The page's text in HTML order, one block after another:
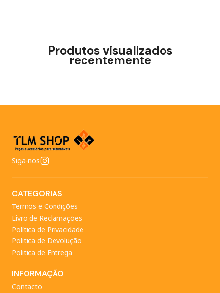
Produtos visualizados
recentemente
Siga-nos
CATEGORIAS
Termos e Condições
Livro de Reclamações
Política de Privacidade
Politica de Devolução
Politica de Entrega
INFORMAÇÃO
Contacto